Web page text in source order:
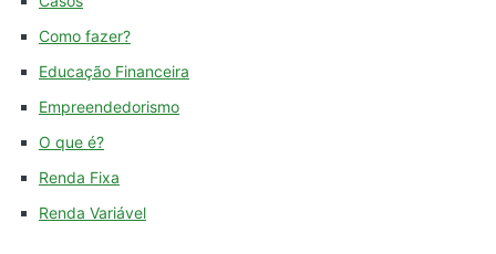
Como fazer?
Educação Financeira
Empreendedorismo
O que é?
Renda Fixa
Renda Variável